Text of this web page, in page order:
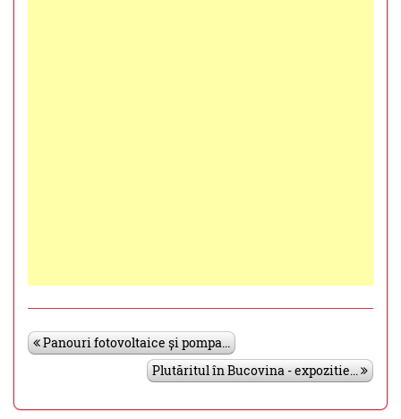
Panouri fotovoltaice și pompa...
Plutăritul în Bucovina - expozitie...